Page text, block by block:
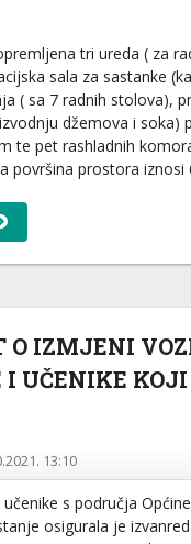
tri ureda ( za
sala za sastanke
( sa 7 radnih stolova),
džemova i soka)
te pet rashladnih
površina prostora iznosi
O IZMJENI
I UČENIKE
13:10
s područja
osigurala je